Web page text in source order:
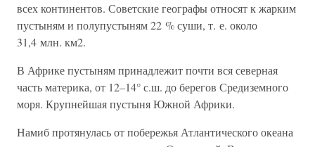
всех континентов. Советские географы относят к жарким
пустыням и полупустыням 22 % суши, т. е. около
31,4 млн. км2.
В Африке пустыням принадлежит почти вся северная
часть материка, от 12–14° с.ш. до берегов Средиземного
моря. Крупнейшая пустыня Южной Африки.
Намиб протянулась от побережья Атлантического океана